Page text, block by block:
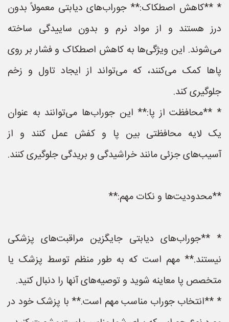
* **کاهش اصطکاک:** جوراب‌های دیابتی معمولاً بدون
درز هستند و از مواد نرم و بدون ساییدگی ساخته
می‌شوند. این ویژگی‌ها به کاهش اصطکاک و فشار بر روی
پاها کمک می‌کنند، که می‌تواند از ایجاد تاول و زخم
جلوگیری کند.
* **محافظت از پا:** این جوراب‌ها می‌توانند به عنوان
یک لایه محافظتی بین پا و کفش عمل کنند و از
آسیب‌های جزئی مانند خراشیدگی و بریدگی جلوگیری کنند.
**محدودیت‌ها و نکات مهم:**
* **جوراب‌های دیابتی جایگزین مراقبت‌های پزشکی
نیستند.** مهم است که به طور منظم توسط پزشک یا
متخصص پا معاینه شوید و توصیه‌های آنها را دنبال کنید.
* **انتخاب جوراب مناسب مهم است.** با پزشک خود در